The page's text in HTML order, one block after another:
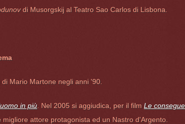
di Musorgskij al Teatro Sao Carlos di Lisbona.
Mario Martone negli anni '90.
in più . Nel 2005 si aggiudica, per il film Le
migliore attore protagonista ed un Nastro d'Argento.